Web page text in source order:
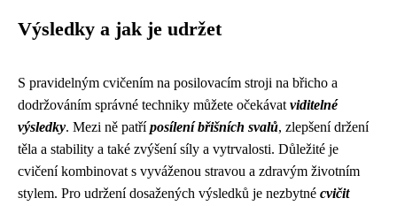
Výsledky a jak je udržet
S pravidelným cvičením na posilovacím stroji na břicho a
dodržováním správné techniky můžete očekávat viditelné
výsledky. Mezi ně patříposílení břišních svalů, zlepšení držení
těla a stability a také zvýšení síly a vytrvalosti. Důležité je
cvičení kombinovat s vyváženou stravou a zdravým životním
stylem. Pro udržení dosažených výsledků je nezbytné cvičit